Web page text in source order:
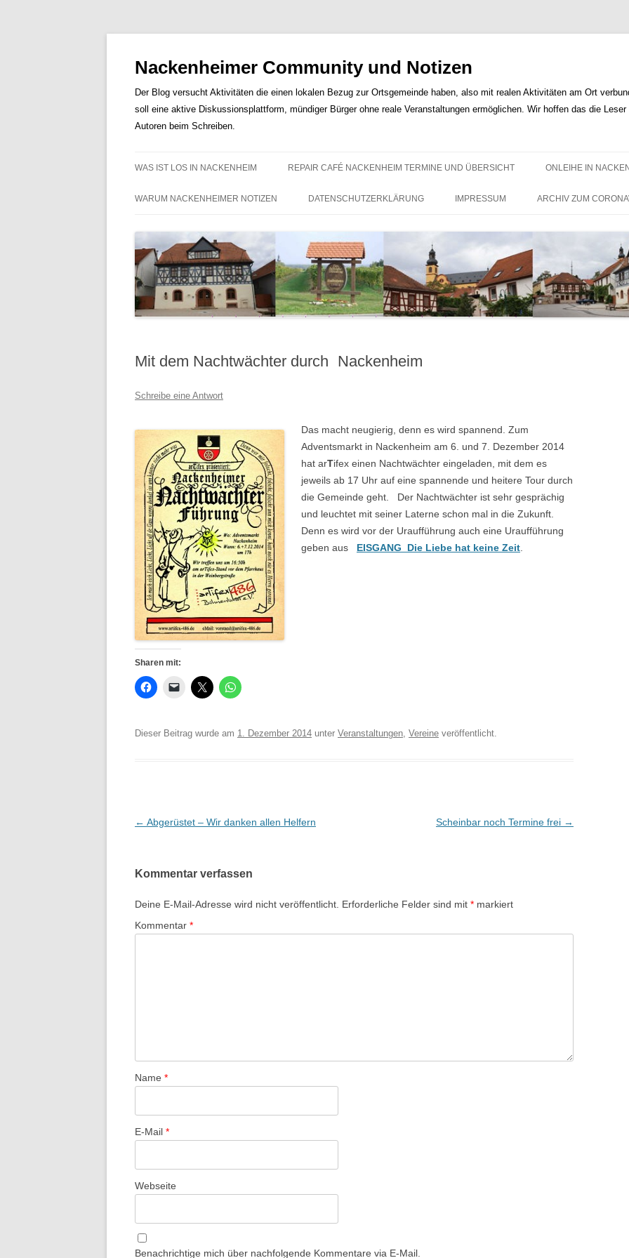
Nackenheimer Community und Notizen
Der Blog versucht Aktivitäten die einen lokalen Bezug zur Ortsgemeinde haben, also mit realen Aktivitäten am Ort
soll eine aktive Diskussionsplattform, mündiger Bürger ohne reale Veranstaltungen ermöglichen. Wir hoffen das die
Autoren beim Schreiben.
Inhalt
WAS IST LOS IN NACKENHEIM REPAIR CAFÉ NACKENHEIM TERMINE UND ÜBERSICHT ONLEIHE IN
WARUM NACKENHEIMER NOTIZEN DATENSCHUTZERKLÄRUNG IMPRESSUM ARCHIV ZUM
Mit dem Nachtwächter durch Nackenheim
Schreibe eine Antwort
Das macht neugierig, denn es wird spannend. Zum
Adventsmarkt in Nackenheim am 6. und 7. Dezember 2014
hat arTifex einen Nachtwächter eingeladen, mit dem es
jeweils ab 17 Uhr auf eine spannende und heitere Tour durch
die Gemeinde geht. Der Nachtwächter ist sehr gesprächig
und leuchtet mit seiner Laterne schon mal in die Zukunft.
Denn es wird vor der Uraufführung auch eine Uraufführung
geben aus EISGANG Die Liebe hat keine Zeit.
Sharen mit:
Dieser Beitrag wurde am 1. Dezember 2014 unter Veranstaltungen, Vereine veröffentlicht.
Beitrags-
← Abgerüstet – Wir danken allen Helfern Scheinbar noch Termine frei →
Kommentar verfassen
Deine E-Mail-Adresse wird nicht veröffentlicht. Erforderliche Felder sind mit * markiert
Kommentar *
Name *
E-Mail *
Webseite
Benachrichtige mich über nachfolgende Kommentare via E-Mail.